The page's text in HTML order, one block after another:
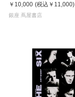
￥10,000 (税込 ￥11,000)
銀座 蔦屋書店